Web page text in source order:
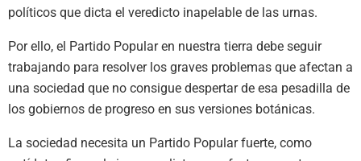
políticos que dicta el veredicto inapelable de las urnas.
Por ello, el Partido Popular en nuestra tierra debe seguir
trabajando para resolver los graves problemas que afectan a
una sociedad que no consigue despertar de esa pesadilla de
los gobiernos de progreso en sus versiones botánicas.
La sociedad necesita un Partido Popular fuerte, como